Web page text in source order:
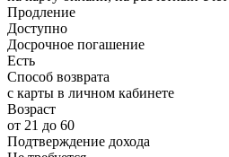
Продление
Доступно
Досрочное погашение
Есть
Способ возврата
с карты в личном кабинете
Возраст
от 21 до 60
Подтверждение дохода